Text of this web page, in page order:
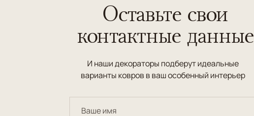
Оставьте свои
контактные данные
И наши декораторы подберут идеальные
варианты ковров в ваш особенный интерьер